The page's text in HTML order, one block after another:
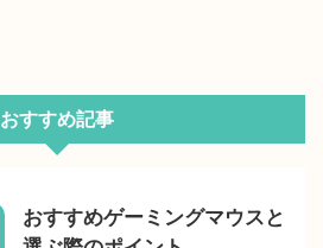
おすすめ記事
おすすめゲーミングマウスと